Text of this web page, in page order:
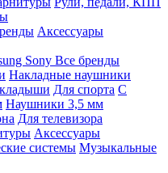
Аксессуары
Sony Все бренды
Накладные наушники
Для спорта С
Наушники 3,5 мм
Для телевизора
Аксессуары
системы Музыкальные